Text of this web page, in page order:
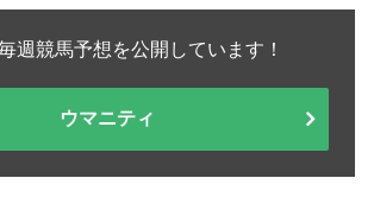
週競馬予想を公開しています！
ウマニティ